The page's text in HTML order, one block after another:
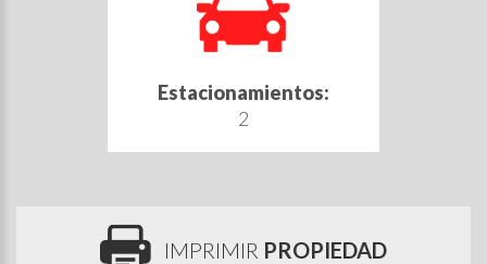
Estacionamientos:
2
IMPRIMIR PROPIEDAD